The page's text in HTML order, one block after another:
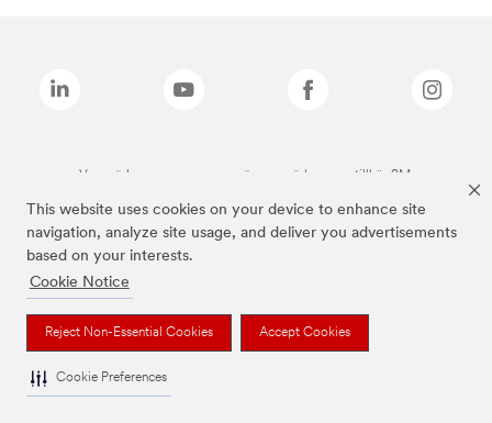
This website uses cookies on your device to enhance site
navigation, analyze site usage, and deliver you advertisements
based on your interests.
Cookie Notice
Reject Non-Essential Cookies Accept Cookies
Cookie Preferences
Varumärken som anges ovan är varumärken som tillhör 3M.